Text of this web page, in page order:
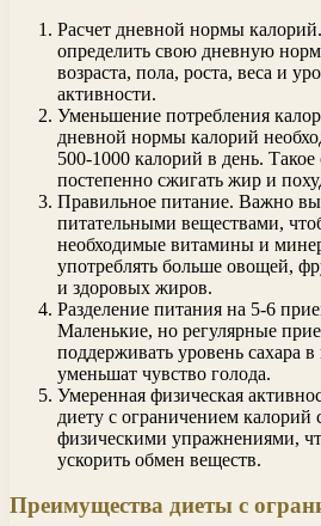
Расчет дневной нормы
определить свою дневную
возраста, пола, роста, веса и
активности.
Уменьшение потребления
дневной нормы калорий
500-1000 калорий в день.
постепенно сжигать жир и
Правильное питание. Важно
питательными веществами,
необходимые витамины и
употреблять больше овощей,
и здоровых жиров.
Разделение питания на 5-6
Маленькие, но регулярные
поддерживать уровень сахара
уменьшат чувство голода.
Умеренная физическая
диету с ограничением калорий
физическими упражнениями,
ускорить обмен веществ.
Преимущества диеты с